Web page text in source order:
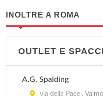
INOLTRE A ROMA
OUTLET E
A.G. Spalding
via della Pace ,